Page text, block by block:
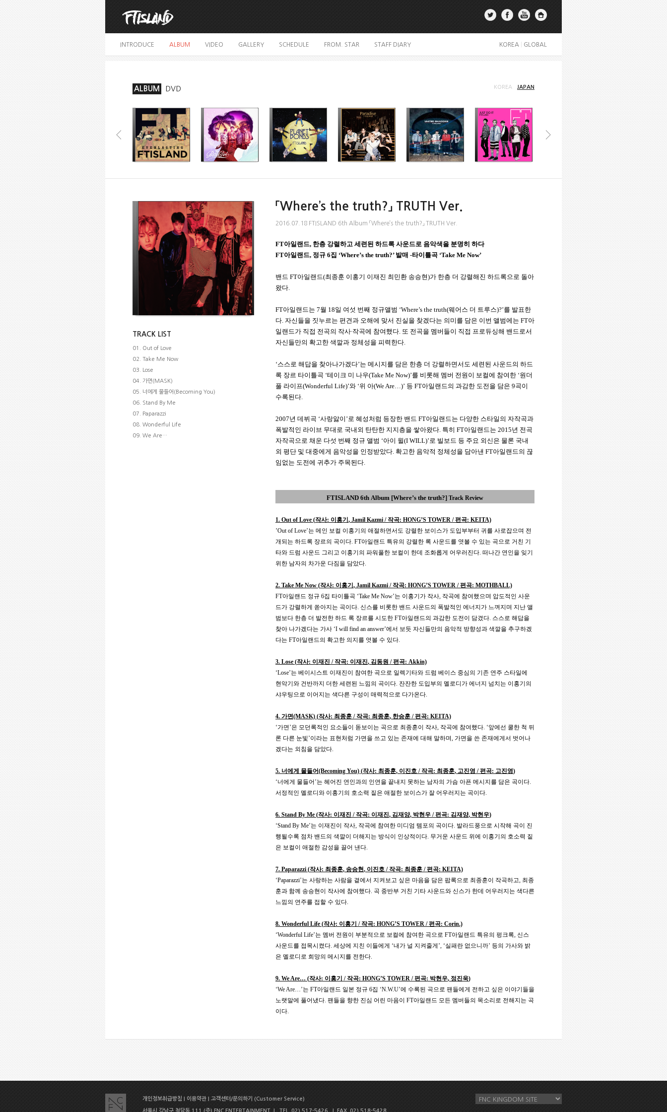
INTRODUCE ALBUM VIDEO GALLERY SCHEDULE FROM. STAR STAFF DIARY KOREA GLOBAL
ALBUM DVD KOREA JAPAN
TRACK LIST
01. Out of Love
02. Take Me Now
03. Lose
04. 가면(MASK)
05. 너에게 물들어(Becoming You)
06. Stand By Me
07. Paparazzi
08. Wonderful Life
09. We Are…
「Where’s the truth?」 TRUTH Ver.
2016.07.18 FTISLAND 6th Album 「Where’s the truth?」 TRUTH Ver.
FT아일랜드, 한층 강렬하고 세련된 하드록 사운드로 음악색을 분명히 하다
FT아일랜드, 정규 6집 ‘Where’s the truth?’ 발매 -타이틀곡 ‘Take Me Now’
밴드 FT아일랜드(최종훈 이홍기 이재진 최민환 송승현)가 한층 더 강렬해진 하드록으로 돌아
왔다.
FT아일랜드는 7월 18일 여섯 번째 정규앨범 ‘Where’s the truth(웨어스 더 트루스)?’를 발표한
다. 자신들을 짓누르는 편견과 오해에 맞서 진실을 찾겠다는 의미를 담은 이번 앨범에는 FT아
일랜드가 직접 전곡의 작사∙작곡에 참여했다. 또 전곡을 멤버들이 직접 프로듀싱해 밴드로서
자신들만의 확고한 색깔과 정체성을 피력한다.
‘스스로 해답을 찾아나가겠다’는 메시지를 담은 한층 더 강렬하면서도 세련된 사운드의 하드
록 장르 타이틀곡 ‘테이크 미 나우(Take Me Now)’를 비롯해 멤버 전원이 보컬에 참여한 ‘원더
풀 라이프(Wonderful Life)’와 ‘위 아(We Are…)’ 등 FT아일랜드의 과감한 도전을 담은 9곡이
수록된다.
2007년 데뷔곡 ‘사랑앓이 ’로 혜성처럼 등장한 밴드 FT아일랜드는 다양한 스타일의 자작곡과
폭발적인 라이브 무대로 국내외 탄탄한 지지층을 쌓아왔다. 특히 FT아일랜드는 2015년 전곡
자작곡으로 채운 다섯 번째 정규 앨범 ‘아이 윌(I WILL)’로 빌보드 등 주요 외신은 물론 국내
외 평단 및 대중에게 음악성을 인정받았다. 확고한 음악적 정체성을 담아낸 FT아일랜드의 끊
임없는 도전에 귀추가 주목된다.
FTISLAND 6th Album [Where’s the truth?] Track Review
1. Out of Love (작사: 이홍기 , Jamil Kazmi / 작곡: HONG’S TOWER /편곡: KEITA)
’Out of Love’는 메인 보컬 이홍기의 애절하면서도 강렬한 보이스가 도입부부터 귀를 사로잡으며 전
개되는 하드록 장르의 곡이다. FT아일랜드 특유의 강렬한 록 사운드를 엿볼 수 있는 곡으로 거친 기
타와 드럼 사운드 그리고 이홍기의 파워풀한 보컬이 한데 조화롭게 어우러진다. 떠나간 연인을 잊기
위한 남자의 차가운 다짐을 담았다.
2. Take Me Now (작사: 이홍기 , Jamil Kazmi / 작곡: HONG’S TOWER /편곡: MOTHBALL)
FT아일랜드 정규 6집 타이틀곡 ‘Take Me Now’는 이홍기가 작사, 작곡에 참여했으며 압도적인 사운
드가 강렬하게 쏟아지는 곡이다. 신스를 비롯한 밴드 사운드의 폭발적인 에너지가 느껴지며 지난 앨
범보다 한층 더 발전한 하드 록 장르를 시도한 FT아일랜드의 과감한 도전이 담겼다. 스스로 해답을
찾아 나가겠다는 가사 ‘I will find an answer’에서 보듯 자신들만의 음악적 방향성과 색깔을 추구하겠
다는 FT아일랜드의 확고한 의지를 엿볼 수 있다.
3. Lose (작사: 이재진 / 작곡: 이재진, 김동원 /편곡: Akkin)
‘Lose’는 베이시스트 이재진이 참여한 곡으로 일렉기타와 드럼 베이스 중심의 기존 연주 스타일에
현악기와 건반까지 더한 세련된 느낌의 곡이다. 잔잔한 도입부의 멜로디가 에너지 넘치는 이홍기의
샤우팅으로 이어지는 색다른 구성이 매력적으로 다가온다.
4. 가면(MASK) (작사: 최종훈 / 작곡: 최종훈, 한승훈 /편곡: KEITA)
‘가면 ’은 모던록적인 요소들이 돋보이는 곡으로 최종훈이 작사, 작곡에 참여했다. ‘앞에선 쿨한 척 뒤
론 다른 눈빛’이라는 표현처럼 가면을 쓰고 있는 존재에 대해 말하며, 가면을 쓴 존재에게서 벗어나
겠다는 외침을 담았다.
5. 너에게 물들어(Becoming You) (작사: 최종훈, 이진호 / 작곡: 최종훈, 고진영 /편곡: 고진영)
‘너에게 물들어 ’는 헤어진 연인과의 인연을 끝내지 못하는 남자의 가슴 아픈 메시지를 담은 곡이다.
서정적인 멜로디와 이홍기의 호소력 짙은 애절한 보이스가 잘 어우러지는 곡이다.
6. Stand By Me (작사: 이재진 / 작곡: 이재진, 김재양, 박현우 /편곡: 김재양, 박현우)
‘Stand By Me’는 이재진이 작사, 작곡에 참여한 미디엄 템포의 곡이다. 발라드풍으로 시작해 곡이 진
행될수록 점차 밴드의 색깔이 더해지는 방식이 인상적이다. 무거운 사운드 위에 이홍기의 호소력 짙
은 보컬이 애절한 감성을 끌어 낸다.
7. Paparazzi (작사: 최종훈, 송승현, 이진호 / 작곡: 최종훈 /편곡: KEITA)
‘Paparazzi’는 사랑하는 사람을 곁에서 지켜보고 싶은 마음을 담은 팝록으로 최종훈이 작곡하고, 최종
훈과 함께 송승현이 작사에 참여했다. 곡 중반부 거친 기타 사운드와 신스가 한데 어우러지는 색다른
느낌의 연주를 접할 수 있다.
8. Wonderful Life (작사: 이홍기 / 작곡: HONG’S TOWER /편곡: Corin.)
‘Wonderful Life’는 멤버 전원이 부분적으로 보컬에 참여한 곡으로 FT아일랜드 특유의 펑크록, 신스
사운드를 접목시켰다. 세상에 지친 이들에게 ‘내가 널 지켜줄게 ’, ‘실패란 없으니까’ 등의 가사와 밝
은 멜로디로 희망의 메시지를 전한다.
9. We Are… (작사: 이홍기 / 작곡: HONG’S TOWER /편곡: 박현우, 정진욱)
‘We Are…’는 FT아일랜드 일본 정규 6집 ‘N.W.U’에 수록된 곡으로 팬들에게 전하고 싶은 이야기들을
노랫말에 풀어냈다. 팬들을 향한 진심 어린 마음이 FT아일랜드 모든 멤버들의 목소리로 전해지는 곡
이다.
개인정보취급방침 이용약관 고객센터/문의하기 (Customer Service)